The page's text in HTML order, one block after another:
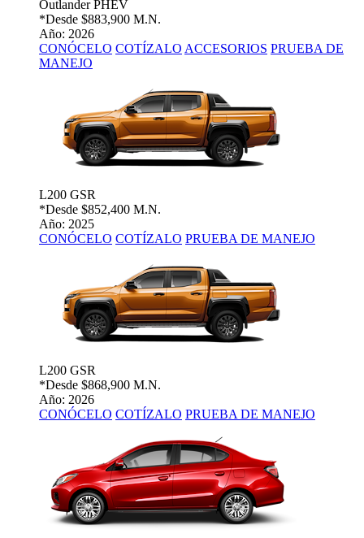
Outlander PHEV
*Desde $883,900 M.N.
Año: 2026
CONÓCELO COTÍZALO ACCESORIOS PRUEBA DE
MANEJO
L200 GSR
*Desde $852,400 M.N.
Año: 2025
CONÓCELO COTÍZALO PRUEBA DE MANEJO
L200 GSR
*Desde $868,900 M.N.
Año: 2026
CONÓCELO COTÍZALO PRUEBA DE MANEJO